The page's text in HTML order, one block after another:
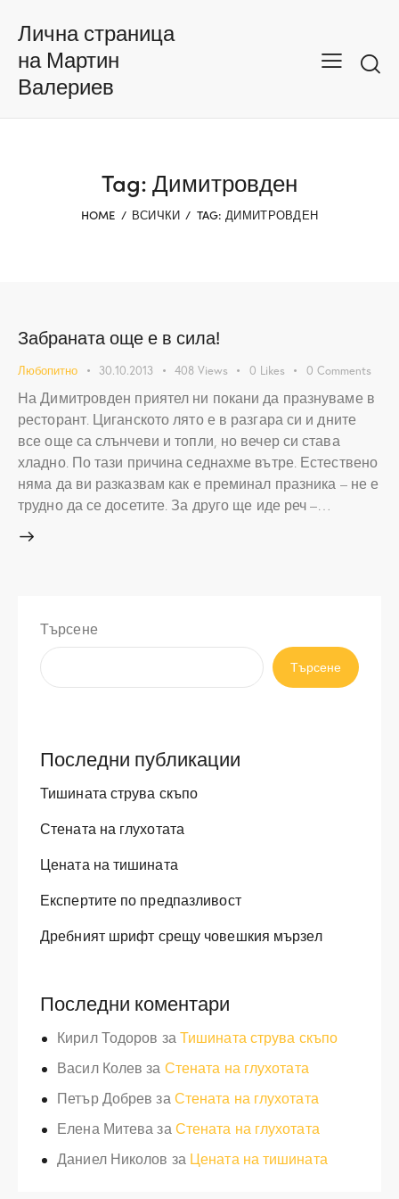
Лична страница
на Мартин
Валериев
Tag: Димитровден
HOME ВСИЧКИ TAG: ДИМИТРОВДЕН
Забраната още е в сила!
Любопитно 30.10.2013 408 Views 0 Likes 0 Comments
На Димитровден приятел ни покани да празнуваме в
ресторант. Циганското лято е в разгара си и дните
все още са слънчеви и топли, но вечер си става
хладно. По тази причина седнахме вътре. Естествено
няма да ви разказвам как е преминал празника – не е
трудно да се досетите. За друго ще иде реч –…
Търсене
Търсене
Последни публикации
Тишината струва скъпо
Стената на глухотата
Цената на тишината
Експертите по предпазливост
Дребният шрифт срещу човешкия мързел
Последни коментари
Кирил Тодоров заТишината струва скъпо
Васил Колев за Стената на глухотата
Петър Добрев заСтената на глухотата
Елена МитевазаСтената на глухотата
Даниел Николов за Цената на тишината